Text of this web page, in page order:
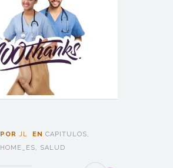
POR JL EN CAPITULOS,
HOME_ES, SALUD